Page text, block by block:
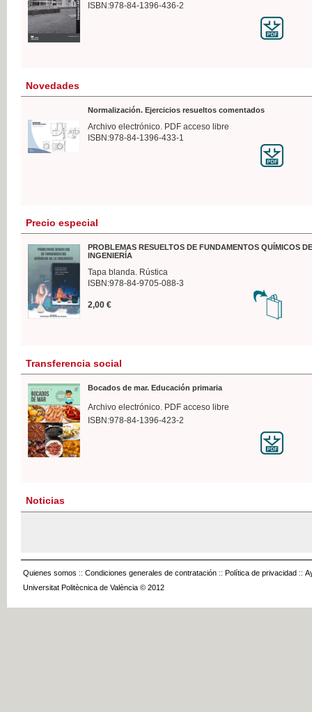
ISBN:978-84-1396-436-2
Novedades
Normalización. Ejercicios resueltos comentados
Archivo electrónico. PDF acceso libre
ISBN:978-84-1396-433-1
Precio especial
PROBLEMAS RESUELTOS DE FUNDAMENTOS QUÍMICOS
INGENIERÍA
Tapa blanda. Rústica
ISBN:978-84-9705-088-3
2,00 €
Transferencia social
Bocados de mar. Educación primaria
Archivo electrónico. PDF acceso libre
ISBN:978-84-1396-423-2
Noticias
Quienes somos :: Condiciones generales de contratación :: Política de privacidad ::
Universitat Politècnica de València © 2012